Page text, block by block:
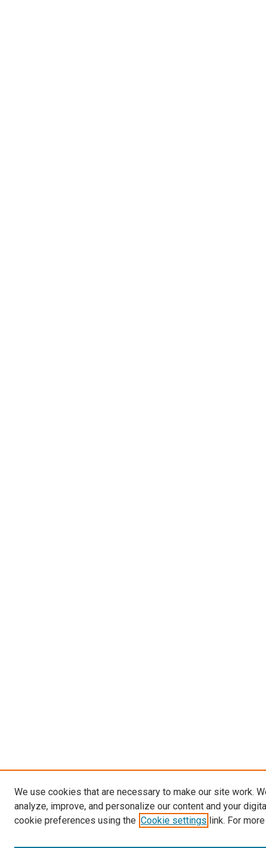
We use cookies that are necessary to make our site work.
analyze, improve, and personalize our content and your
cookie preferences using the Cookie settings link. For